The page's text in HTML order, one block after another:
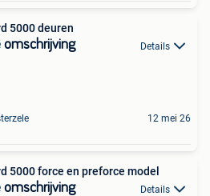
5000 deuren
omschrijving Details
12 mei 26
5000 force en preforce model
omschrijving Details